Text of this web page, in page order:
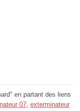
en partant des liens
07 exterminateur